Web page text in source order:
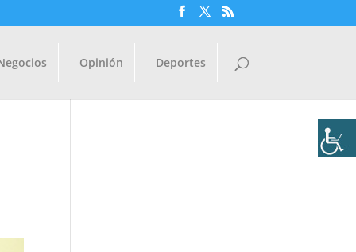
Opinión Deportes